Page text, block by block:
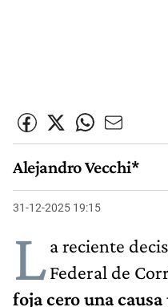
Alejandro Vecchi*
31-12-2025 19:15
La reciente
Federal de
foja cero una